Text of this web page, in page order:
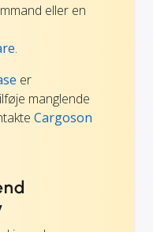
eller en
.
er
manglende
Cargoson